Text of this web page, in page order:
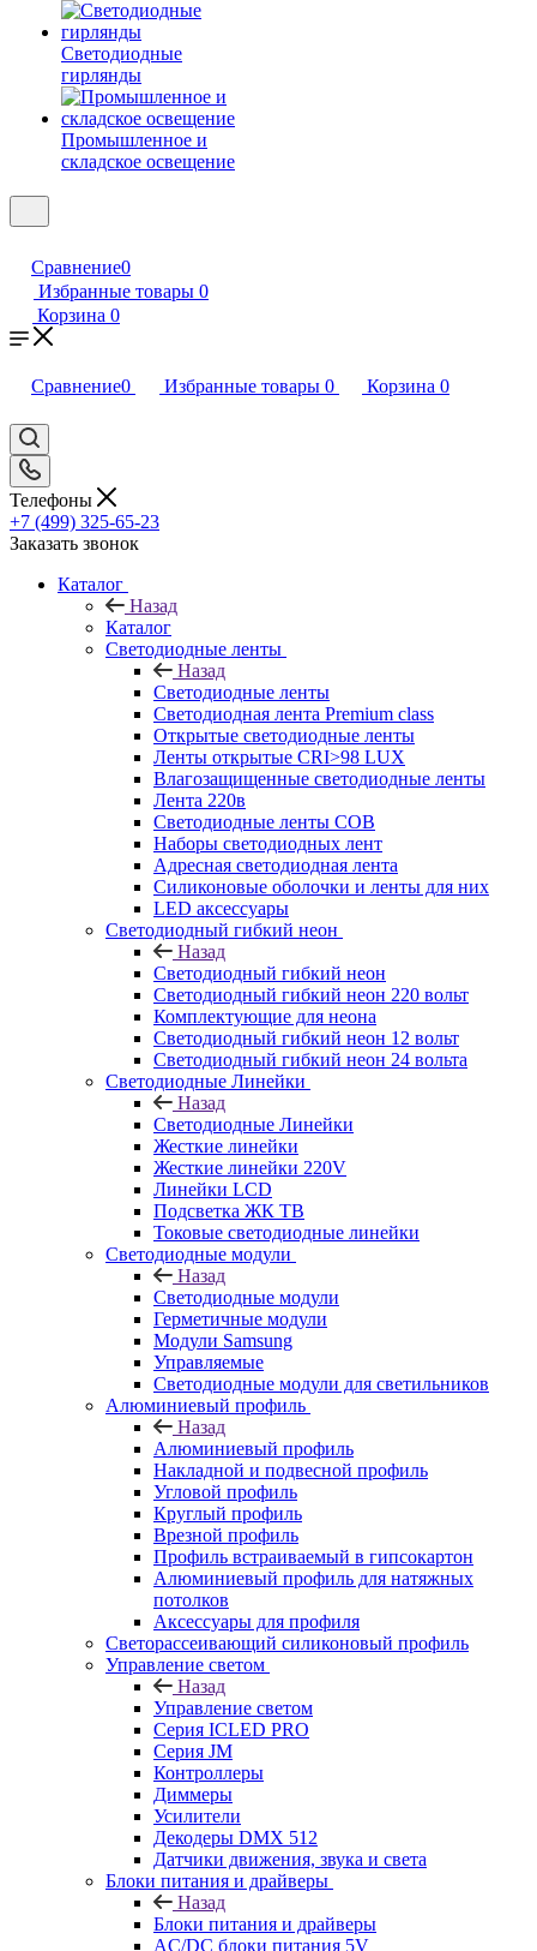
Светодиодные
гирлянды
Промышленное и
складское освещение
Сравнение0
Избранные товары 0
Корзина 0
Сравнение0 Избранные товары 0 Корзина 0
Телефоны
+7 (499) 325-65-23
Заказать звонок
Каталог
Назад
Каталог
Светодиодные ленты
Назад
Светодиодные ленты
Светодиодная лента Premium class
Открытые светодиодные ленты
Ленты открытые CRI>98 LUX
Влагозащищенные светодиодные ленты
Лента 220в
Светодиодные ленты COB
Наборы светодиодных лент
Адресная светодиодная лента
Силиконовые оболочки и ленты для них
LED аксессуары
Светодиодный гибкий неон
Назад
Светодиодный гибкий неон
Светодиодный гибкий неон 220 вольт
Комплектующие для неона
Светодиодный гибкий неон 12 вольт
Светодиодный гибкий неон 24 вольта
Светодиодные Линейки
Назад
Светодиодные Линейки
Жесткие линейки
Жесткие линейки 220V
Линейки LCD
Подсветка ЖК ТВ
Токовые светодиодные линейки
Светодиодные модули
Назад
Светодиодные модули
Герметичные модули
Модули Samsung
Управляемые
Светодиодные модули для светильников
Алюминиевый профиль
Назад
Алюминиевый профиль
Накладной и подвесной профиль
Угловой профиль
Круглый профиль
Врезной профиль
Профиль встраиваемый в гипсокартон
Алюминиевый профиль для натяжных
потолков
Аксессуары для профиля
Светорассеивающий силиконовый профиль
Управление светом
Назад
Управление светом
Серия ICLED PRO
Серия JM
Контроллеры
Диммеры
Усилители
Декодеры DMX 512
Датчики движения, звука и света
Блоки питания и драйверы
Назад
Блоки питания и драйверы
AC/DC блоки питания 5V